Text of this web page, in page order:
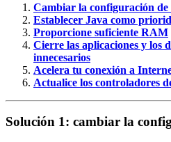
Cambiar la configuración de
Establecer Java como
Proporcione suficiente RAM
Cierre las aplicaciones y los
innecesarios
Acelera tu conexión a
Actualice los controladores
Solución 1: cambiar la